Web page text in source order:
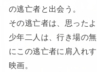
の逃亡者と出会う。
その逃亡者は、思った
少年二人は、行き場の
にこの逃亡者に肩入れ
映画。